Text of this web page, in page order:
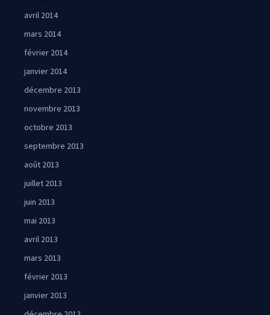
avril 2014
mars 2014
février 2014
janvier 2014
décembre 2013
novembre 2013
octobre 2013
septembre 2013
août 2013
juillet 2013
juin 2013
mai 2013
avril 2013
mars 2013
février 2013
janvier 2013